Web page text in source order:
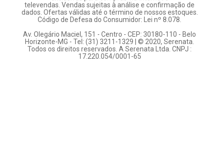
televendas. Vendas sujeitas à análise e confirmação de
dados. Ofertas válidas até o término de nossos estoques.
Código de Defesa do Consumidor: Lei nº 8.078.
Av. Olegário Maciel, 151 - Centro - CEP: 30180-110 - Belo
Horizonte-MG - Tel: (31) 3211-1329 | © 2020, Serenata.
Todos os direitos reservados. A Serenata Ltda. CNPJ :
17.220.054/0001-65